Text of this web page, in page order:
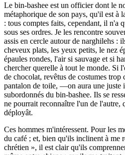
Le bin-bashee est un officier dont le
métaphorique de son pays, qu'il est à
: tous comptes faits, cependant, il n'a
sous ses ordres. Je les rencontre
assis en cercle autour de narghilehs :
cheveux plats, les yeux petits, le nez
épaules rondes, l'air si sauvage et si
chercher querelle à tout le monde. Si
de chocolat, revêtus de costumes
pantalon de toile, —on aura une juste
subordonnés du bin-bashee. Ils se
ne pourrait reconnaître l'un de l'autre,
déployât.
Ces hommes m'intéressent. Pour les
du café ; et, bien qu'ils inclinent à me
chrétien », il est clair qu'ils